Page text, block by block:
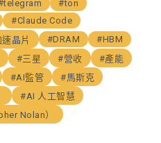
#ton
#Claude Code
晶片 #DRAM
#HBM
#三星 #營收
#產能
#AI監管
#馬斯克
#AI 人工智慧
Nolan）